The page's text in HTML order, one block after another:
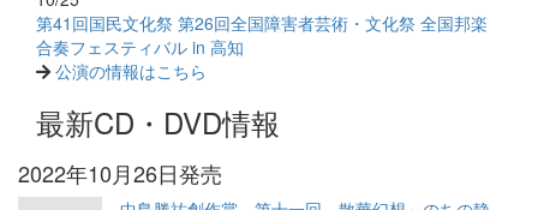
第41回国民文化祭 第26回全国障害者芸術・文化祭 全国邦楽
合奏フェスティバル in 高知
公演の情報はこちら
最新CD・DVD情報
2022年10月26日発売